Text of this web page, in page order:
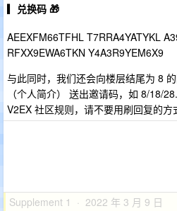
▎兑换码 🎁
AEEXFM66TFHL T7RRA4YATYKL
RFXX9EWA6TKN Y4A3R9YEM6X9
与此同时，我们还会向楼层结尾为 8
（个人简介） 送出邀请码，如 8/18/
V2EX 社区规则，请不要用刷回复的
Supplement 1 · 2022 年 3 月 9 日